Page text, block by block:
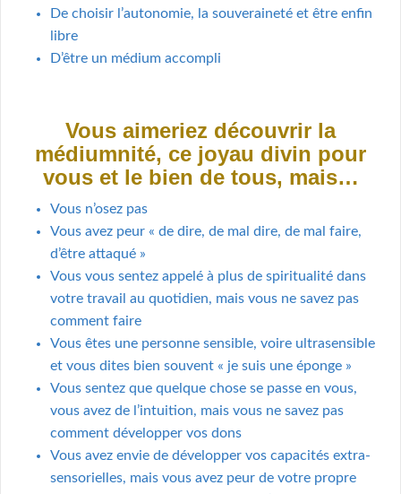
De choisir l’autonomie, la souveraineté et être enfin
libre
D’être un médium accompli
Vous aimeriez découvrir la
médiumnité, ce joyau divin pour
vous et le bien de tous, mais…
Vous n’osez pas
Vous avez peur « de dire, de mal dire, de mal faire,
d’être attaqué »
Vous vous sentez appelé à plus de spiritualité dans
votre travail au quotidien, mais vous ne savez pas
comment faire
Vous êtes une personne sensible, voire ultrasensible
et vous dites bien souvent « je suis une éponge »
Vous sentez que quelque chose se passe en vous,
vous avez de l’intuition, mais vous ne savez pas
comment développer vos dons
Vous avez envie de développer vos capacités extra-
sensorielles, mais vous avez peur de votre propre